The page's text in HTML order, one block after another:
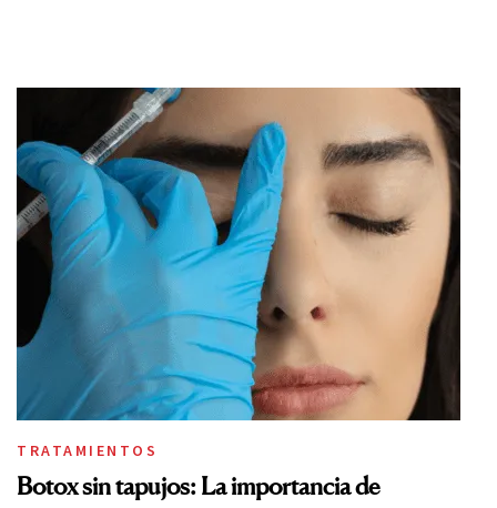
TRATAMIENTOS
Botox sin tapujos: La importancia de